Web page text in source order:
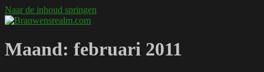
Naar de inhoud springen
Maand: februari 2011